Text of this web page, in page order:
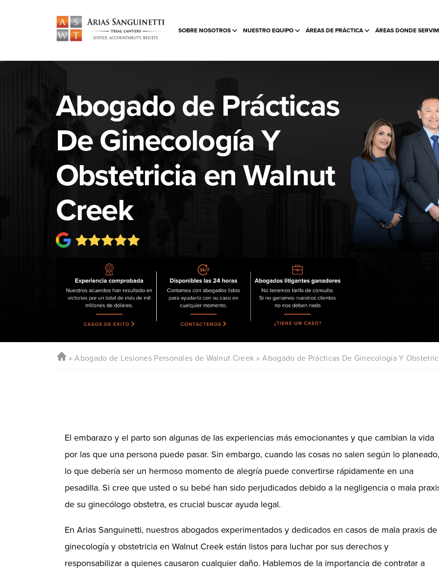
SOBRE NOSOTROS NUESTRO EQUIPO ÁREAS DE PRÁCTICA ÁREAS DONDE
Abogado de Prácticas
De Ginecología Y
Obstetricia en Walnut
Creek
Abogado de Lesiones Personales de Walnut Creek Abogado de Prácticas De Ginecología Y
El embarazo y el parto son algunas de las experiencias más emocionantes y que cambian la vida
por las que una persona puede pasar. Sin embargo, cuando las cosas no salen según lo planeado,
lo que debería ser un hermoso momento de alegría puede convertirse rápidamente en una
pesadilla. Si cree que usted o su bebé han sido perjudicados debido a la negligencia o mala
de su ginecólogo obstetra, es crucial buscar ayuda legal.
En Arias Sanguinetti, nuestros abogados experimentados y dedicados en casos de mala praxis de
ginecología y obstetricia en Walnut Creek están listos para luchar por sus derechos y
responsabilizar a quienes causaron cualquier daño. Hablemos de la importancia de contratar a